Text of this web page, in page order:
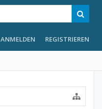
ANMELDEN REGISTRIEREN